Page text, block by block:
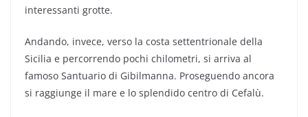
interessanti grotte.
Andando, invece, verso la costa settentrionale della
Sicilia e percorrendo pochi chilometri, si arriva al
famoso Santuario di Gibilmanna. Proseguendo ancora
si raggiunge il mare e lo splendido centro di Cefalù.